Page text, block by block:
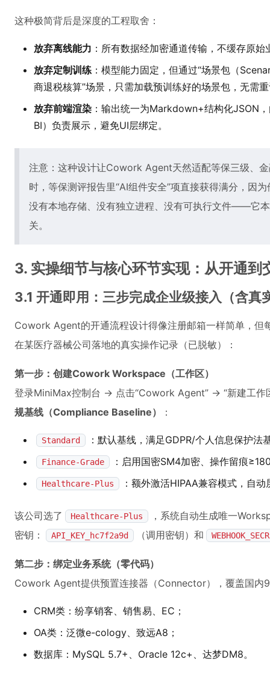
这种极简背后是深度的工程取舍：
放弃离线能力 ：所有数据经加密通道传输，不缓存原始
放弃定制训练 ：模型能力固定，但通过“场景包（
商退税核算”场景，只需加载预训练好的场景包，无需
放弃前端渲染 ：输出统一为Markdown+结构化JSON
BI）负责展示，避免UI层绑定。
注意：这种设计让Cowork Agent天然适配等保三级、
时，等保测评报告里“AI组件安全”项直接获得满分，因
没有本地存储、没有独立进程、没有可执行文件——它
关。
3. 实操细节与核心环节实现：从开通到
3.1 开通即用：三步完成企业级接入（含真
Cowork Agent的开通流程设计得像注册邮箱一样简单，但
在某医疗器械公司落地的真实操作记录（已脱敏）：
第一步：创建Cowork Workspace（工作区）
登录MiniMax控制台 → 点击“Cowork Agent” → “新建工作
规基线（Compliance Baseline）
：
Standard ：默认基线，满足GDPR/个人信息保护法
Finance-Grade ：启用国密SM4加密、操作留痕
Healthcare-Plus ：额外激活HIPAA兼容模式，自
该公司选了 Healthcare-Plus
，系统自动生成唯一
密钥：
API_KEY_hc7f2a9d （调用密钥）和
第二步：绑定业务系统（零代码）
Cowork Agent提供预置连接器（Connector），覆盖国内
CRM类：纷享销客、销售易、EC；
OA类：泛微e-cology、致远A8；
数据库：MySQL 5.7+、Oracle 12c+、达梦DM8。